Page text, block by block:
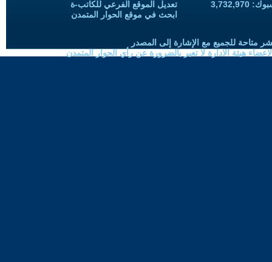
تعديل الموقع الفرعي للكاتب-ة
ابحث في موقع الحوار المتمدن
متاحة للجميع مع الإشارة إلى المصدر
هيئة الادارة لا تعبر بالضرورة عن رأي الحوار المتمدن